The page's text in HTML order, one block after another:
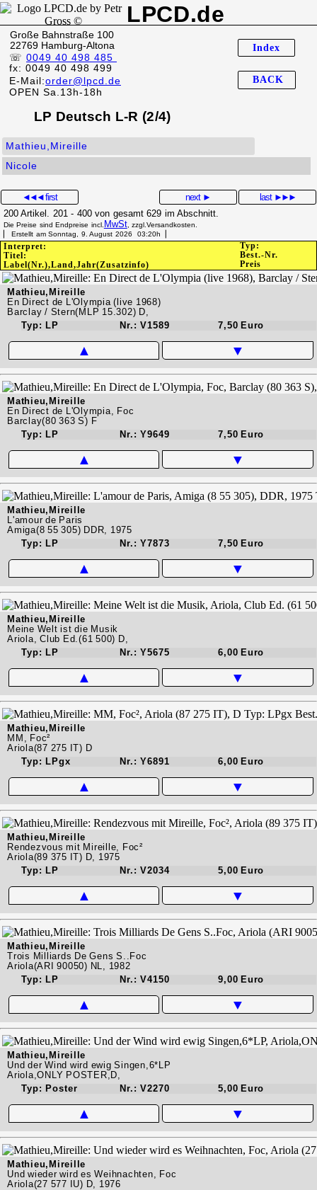
LPCD.de
Große Bahnstraße 100
22769 Hamburg-Altona
☏ 0049 40 498 485
fx: 0049 40 498 499
E-Mail:order@lpcd.de
OPEN Sa.13h-18h
Index
BACK
LP Deutsch L-R (2/4)
Mathieu,Mireille
Nicole
◄◄◄first next ► last ►►►
200 Artikel. 201 - 400 von gesamt 629 im Abschnitt.
Die Preise sind Endpreise incl. MwSt, zzgl.Versandkosten.
▏ Erstellt am Sonntag, 9. August 2026 03:20h▕
Interpret:
Titel:
Label(Nr.),Land,Jahr(Zusatzinfo)
Typ:
Best.-Nr.
Preis
Mathieu,Mireille
En Direct de L'Olympia (live 1968)
Barclay / Stern(MLP 15.302) D,
Typ: LP
Nr.: V1589 7,50 Euro
▲ ▼
Mathieu,Mireille
En Direct de L'Olympia, Foc
Barclay(80 363 S) F
Typ: LP
Nr.: Y9649 7,50 Euro
▲ ▼
Mathieu,Mireille
L'amour de Paris
Amiga(8 55 305) DDR, 1975
Typ: LP
Nr.: Y7873 7,50 Euro
▲ ▼
Mathieu,Mireille
Meine Welt ist die Musik
Ariola, Club Ed.(61 500) D,
Typ: LP
Nr.: Y5675 6,00 Euro
▲ ▼
Mathieu,Mireille
MM, Foc²
Ariola(87 275 IT) D
Typ: LPgx
Nr.: Y6891 6,00 Euro
▲ ▼
Mathieu,Mireille
Rendezvous mit Mireille, Foc²
Ariola(89 375 IT) D, 1975
Typ: LP
Nr.: V2034 5,00 Euro
▲ ▼
Mathieu,Mireille
Trois Milliards De Gens S..Foc
Ariola(ARI 90050) NL, 1982
Typ: LP
Nr.: V4150 9,00 Euro
▲ ▼
Mathieu,Mireille
Und der Wind wird ewig Singen,6*LP
Ariola,ONLY POSTER,D,
Typ: Poster
Nr.: V2270 5,00 Euro
▲ ▼
Mathieu,Mireille
Und wieder wird es Weihnachten, Foc
Ariola(27 577 IU) D, 1976